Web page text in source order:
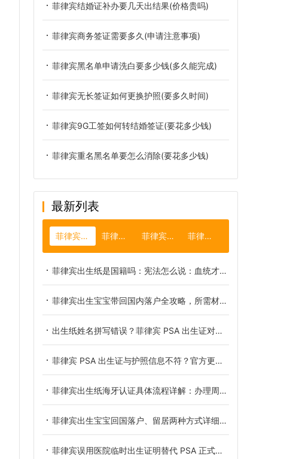
菲律宾结婚证补办要几天出结果(价格贵吗)
菲律宾商务签证需要多久(申请注意事项)
菲律宾黑名单申请洗白要多少钱(多久能完成)
菲律宾无长签证如何更换护照(要多久时间)
菲律宾9G工签如何转结婚签证(要花多少钱)
菲律宾重名黑名单要怎么消除(要花多少钱)
最新列表
菲律宾出生纸 菲律宾律师 菲律宾旅行社 菲律宾潜水
菲律宾出生纸是国籍吗：宪法怎么说：血统才是关键
菲律宾出生宝宝带回国内落户全攻略，所需材料与办理细节汇总
出生纸姓名拼写错误？菲律宾 PSA 出生证对照护照更正官方材料清单
菲律宾 PSA 出生证与护照信息不符？官方更正全套准备材料详解
菲律宾出生纸海牙认证具体流程详解：办理周期全方位说明
菲律宾出生宝宝回国落户、留居两种方式详细讲解
菲律宾误用医院临时出生证明替代 PSA 正式文件，完整补救流程详解